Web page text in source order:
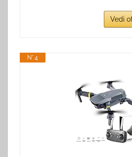
Vedi
N° 4